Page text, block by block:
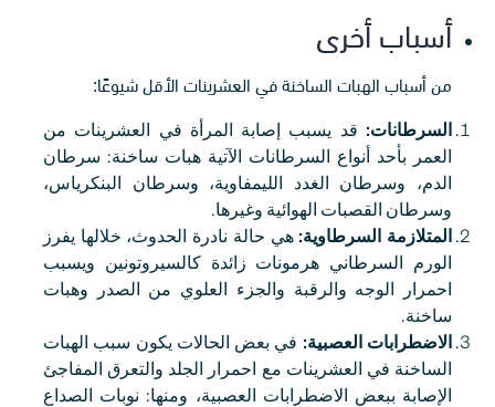
أسباب أخرى
من أسباب الهبات الساخنة في العشرينات الأقل شيوعًا:
السرطانات: قد يسبب إصابة المرأة في العشرينات من
العمر بأحد أنواع السرطانات الآتية هبات ساخنة: سرطان
الدم، وسرطان الغدد الليمفاوية، وسرطان البنكرياس،
وسرطان القصبات الهوائية وغيرها.
المتلازمة السرطاوية: هي حالة نادرة الحدوث، خلالها يفرز
الورم السرطاني هرمونات زائدة كالسيروتونين ويسبب
احمرار الوجه والرقبة والجزء العلوي من الصدر وهبات
ساخنة.
الاضطرابات العصبية: في بعض الحالات يكون سبب الهبات
الساخنة في العشرينات مع احمرار الجلد والتعرق المفاجئ
الإصابة ببعض الاضطرابات العصبية، ومنها: نوبات الصداع